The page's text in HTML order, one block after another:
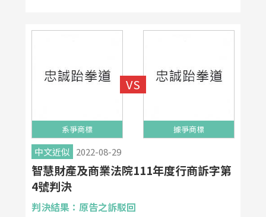
系爭商標 據爭商標
中文近似 2022-08-29
智慧財產及商業法院111年度行商訴字第
4號判決
判決結果：原告之訴駁回